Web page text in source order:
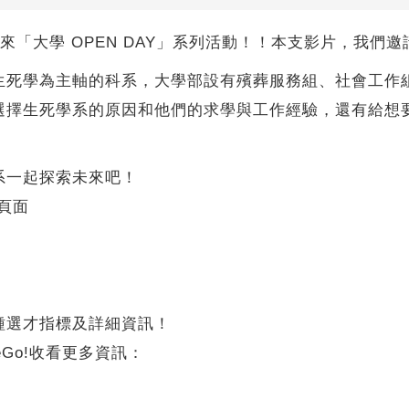
「大學 OPEN DAY」系列活動！！本支影片，我們邀
學為主軸的科系，大學部設有殯葬服務組、社會工作
生死學系的原因和他們的求學與工作經驗，還有給想
起探索未來吧！
面
才指標及詳細資訊！
收看更多資訊：